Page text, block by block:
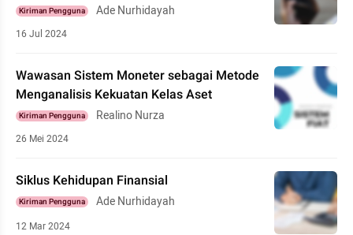
Kiriman Pengguna Ade Nurhidayah
16 Jul 2024
Wawasan Sistem Moneter sebagai Metode
Menganalisis Kekuatan Kelas Aset
Kiriman Pengguna Realino Nurza
26 Mei 2024
Siklus Kehidupan Finansial
Kiriman Pengguna Ade Nurhidayah
12 Mar 2024